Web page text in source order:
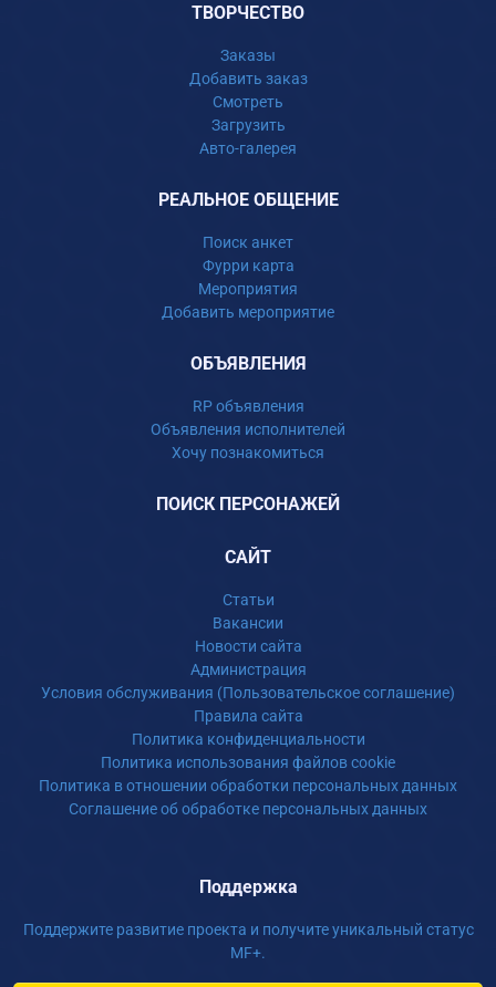
ТВОРЧЕСТВО
Заказы
Добавить заказ
Смотреть
Загрузить
Авто-галерея
РЕАЛЬНОЕ ОБЩЕНИЕ
Поиск анкет
Фурри карта
Мероприятия
Добавить мероприятие
ОБЪЯВЛЕНИЯ
RP объявления
Объявления исполнителей
Хочу познакомиться
ПОИСК ПЕРСОНАЖЕЙ
САЙТ
Статьи
Вакансии
Новости сайта
Администрация
Условия обслуживания (Пользовательское соглашение)
Правила сайта
Политика конфиденциальности
Политика использования файлов cookie
Политика в отношении обработки персональных данных
Соглашение об обработке персональных данных
Поддержка
Поддержите развитие проекта и получите уникальный статус
MF+.